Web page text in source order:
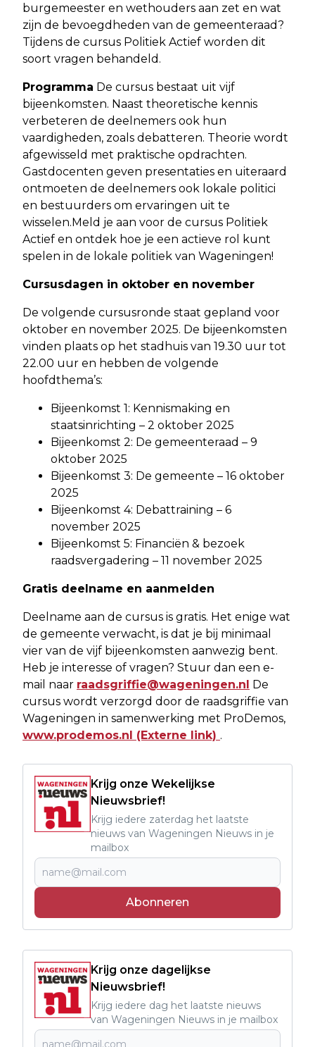
burgemeester en wethouders aan zet en wat
zijn de bevoegdheden van de gemeenteraad?
Tijdens de cursus Politiek Actief worden dit
soort vragen behandeld.
Programma De cursus bestaat uit vijf
bijeenkomsten. Naast theoretische kennis
verbeteren de deelnemers ook hun
vaardigheden, zoals debatteren. Theorie wordt
afgewisseld met praktische opdrachten.
Gastdocenten geven presentaties en uiteraard
ontmoeten de deelnemers ook lokale politici
en bestuurders om ervaringen uit te
wisselen.Meld je aan voor de cursus Politiek
Actief en ontdek hoe je een actieve rol kunt
spelen in de lokale politiek van Wageningen!
Cursusdagen in oktober en november
De volgende cursusronde staat gepland voor
oktober en november 2025. De bijeenkomsten
vinden plaats op het stadhuis van 19.30 uur tot
22.00 uur en hebben de volgende
hoofdthema’s:
Bijeenkomst 1: Kennismaking en
staatsinrichting – 2 oktober 2025
Bijeenkomst 2: De gemeenteraad – 9
oktober 2025
Bijeenkomst 3: De gemeente – 16 oktober
2025
Bijeenkomst 4: Debattraining – 6
november 2025
Bijeenkomst 5: Financiën & bezoek
raadsvergadering – 11 november 2025
Gratis deelname en aanmelden
Deelname aan de cursus is gratis. Het enige wat
de gemeente verwacht, is dat je bij minimaal
vier van de vijf bijeenkomsten aanwezig bent.
Heb je interesse of vragen? Stuur dan een e-
mail naar raadsgriffie@wageningen.nl De
cursus wordt verzorgd door de raadsgriffie van
Wageningen in samenwerking met ProDemos,
www.prodemos.nl (Externe link) .
Krijg onze Wekelijkse
Nieuwsbrief!
Krijg iedere zaterdag het laatste
nieuws van Wageningen Nieuws in je
mailbox
Abonneren
Krijg onze dagelijkse
Nieuwsbrief!
Krijg iedere dag het laatste nieuws
van Wageningen Nieuws in je mailbox